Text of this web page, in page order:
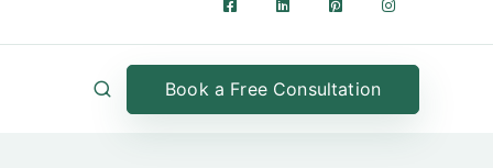
Book a Free Consultation